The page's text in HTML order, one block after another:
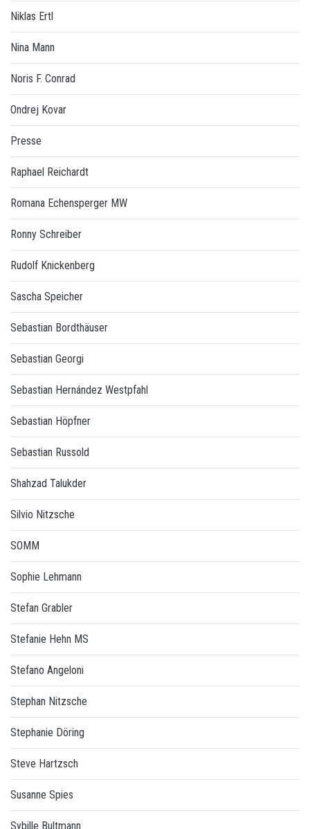
Niklas Ertl
Nina Mann
Noris F. Conrad
Ondrej Kovar
Presse
Raphael Reichardt
Romana Echensperger MW
Ronny Schreiber
Rudolf Knickenberg
Sascha Speicher
Sebastian Bordthäuser
Sebastian Georgi
Sebastian Hernández Westpfahl
Sebastian Höpfner
Sebastian Russold
Shahzad Talukder
Silvio Nitzsche
SOMM
Sophie Lehmann
Stefan Grabler
Stefanie Hehn MS
Stefano Angeloni
Stephan Nitzsche
Stephanie Döring
Steve Hartzsch
Susanne Spies
Sybille Bultmann